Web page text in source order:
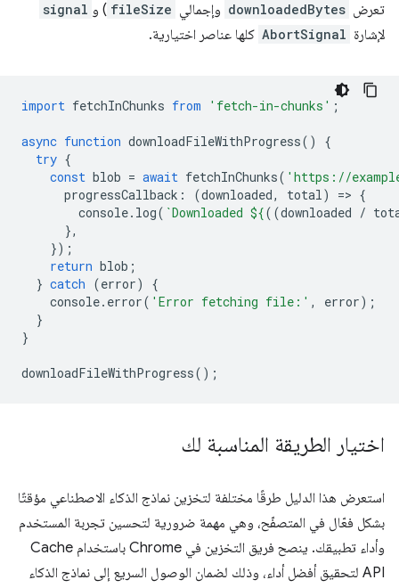
تعرض downloadedBytes وإجمالي fileSize ) و signal
لإشارة AbortSignal كلها عناصر اختيارية.
import fetchInChunks from 'fetch-in-chunks' ;
async function downloadFileWithProgress()
{
try {
const blob = await fetchInChunks( 'https://
progressCallback : (downloaded, total) => {
console. log( `Downloaded ${((downloaded /
},
});
return blob ;
} catch (error)
{
console. error( 'Error fetching file:' , error);
}
}
downloadFileWithProgress();
اختيار الطريقة المناسبة لك
استعرض هذا الدليل طرقًا مختلفة لتخزين نماذج الذكاء الاصطناعي مؤقتًا
بشكل فعّال في المتصفّح، وهي مهمة ضرورية لتحسين تجربة المستخدم
وأداء تطبيقك. ينصح فريق التخزين في Chrome باستخدام Cache
API لتحقيق أفضل أداء، وذلك لضمان الوصول السريع إلى نماذج الذكاء